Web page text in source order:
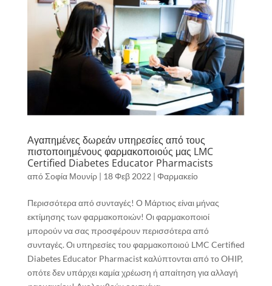
Αγαπημένες δωρεάν υπηρεσίες από τους
πιστοποιημένους φαρμακοποιούς μας LMC
Certified Diabetes Educator Pharmacists
από Σοφία Μουνίρ| 18 Φεβ 2022 | Φαρμακείο
Περισσότερα από συνταγές! Ο Μάρτιος είναι μήνας
εκτίμησης των φαρμακοποιών! Οι φαρμακοποιοί
μπορούν να σας προσφέρουν περισσότερα από
συνταγές. Οι υπηρεσίες του φαρμακοποιού LMC Certified
Diabetes Educator Pharmacist καλύπτονται από το OHIP,
οπότε δεν υπάρχει καμία χρέωση ή απαίτηση για αλλαγή